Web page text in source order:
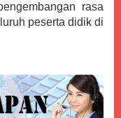
rasa
peserta didik di